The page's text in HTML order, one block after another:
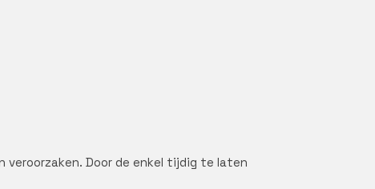
veroorzaken. Door de enkel tijdig te laten